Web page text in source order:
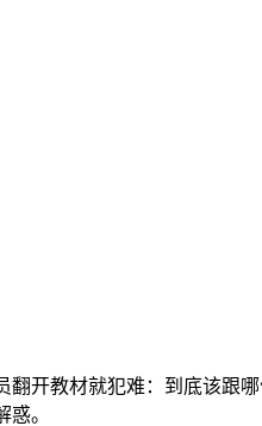
开教材就犯难：到底该跟
。